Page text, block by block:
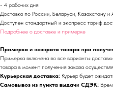
- 4 рабочих дня
Доставка по России, Беларуси, Казахстану и
Доступен стандартный и экспресс тариф
Подробнее о доставке и примерке
Примерка и возврата товара при
Примерка включена во все варианты
товара в момент получения заказа
Курьерская доставка: Курьер будет
Самовывоз из пункта выдачи СДЭК:
наших подписчиков: